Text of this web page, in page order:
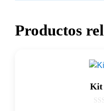
Productos
Kit